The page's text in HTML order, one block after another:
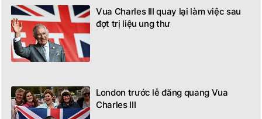
Vua Charles III quay lại làm việc sau
đợt trị liệu ung thư
London trước lễ đăng quang Vua
Charles III